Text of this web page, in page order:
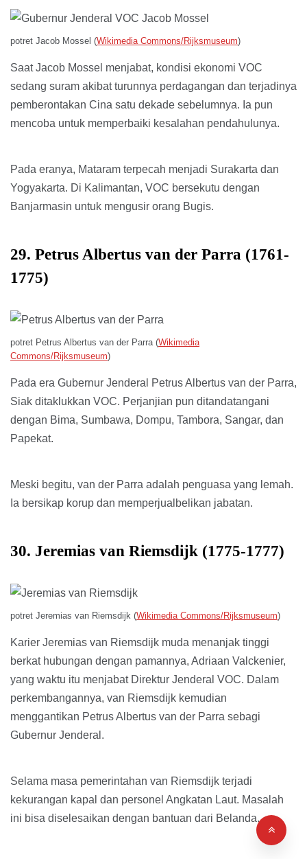
potret Jacob Mossel (Wikimedia Commons/Rijksmuseum)
Saat Jacob Mossel menjabat, kondisi ekonomi VOC
sedang suram akibat turunnya perdagangan dan terjadinya
pemberontakan Cina satu dekade sebelumnya. Ia pun
mencoba untuk memperbaiki kesalahan pendahulunya.
Pada eranya, Mataram terpecah menjadi Surakarta dan
Yogyakarta. Di Kalimantan, VOC bersekutu dengan
Banjarmasin untuk mengusir orang Bugis.
29. Petrus Albertus van der Parra (1761-
1775)
potret Petrus Albertus van der Parra (Wikimedia
Commons/Rijksmuseum)
Pada era Gubernur Jenderal Petrus Albertus van der Parra,
Siak ditaklukkan VOC. Perjanjian pun ditandatangani
dengan Bima, Sumbawa, Dompu, Tambora, Sangar, dan
Papekat.
Meski begitu, van der Parra adalah penguasa yang lemah.
Ia bersikap korup dan memperjualbelikan jabatan.
30. Jeremias van Riemsdijk (1775-1777)
potret Jeremias van Riemsdijk (Wikimedia Commons/Rijksmuseum)
Karier Jeremias van Riemsdijk muda menanjak tinggi
berkat hubungan dengan pamannya, Adriaan Valckenier,
yang waktu itu menjabat Direktur Jenderal VOC. Dalam
perkembangannya, van Riemsdijk kemudian
menggantikan Petrus Albertus van der Parra sebagi
Gubernur Jenderal.
Selama masa pemerintahan van Riemsdijk terjadi
kekurangan kapal dan personel Angkatan Laut. Masalah
ini bisa diselesaikan dengan bantuan dari Belanda.